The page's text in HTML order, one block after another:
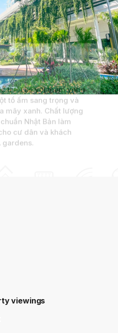
thiết kế với tham vọng
tổ ấm sang trọng và
mây xanh. Chất lượng
Nhật Bản làm
cư dân và khách
gardens.
viewings